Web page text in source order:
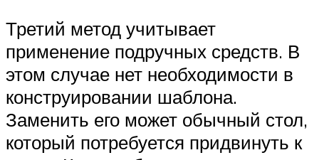
Третий метод учитывает
применение подручных средств. В
этом случае нет необходимости в
конструировании шаблона.
Заменить его может обычный стол,
который потребуется придвинуть к